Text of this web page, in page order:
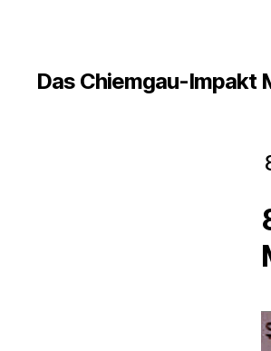
Das Chiemgau-Impakt